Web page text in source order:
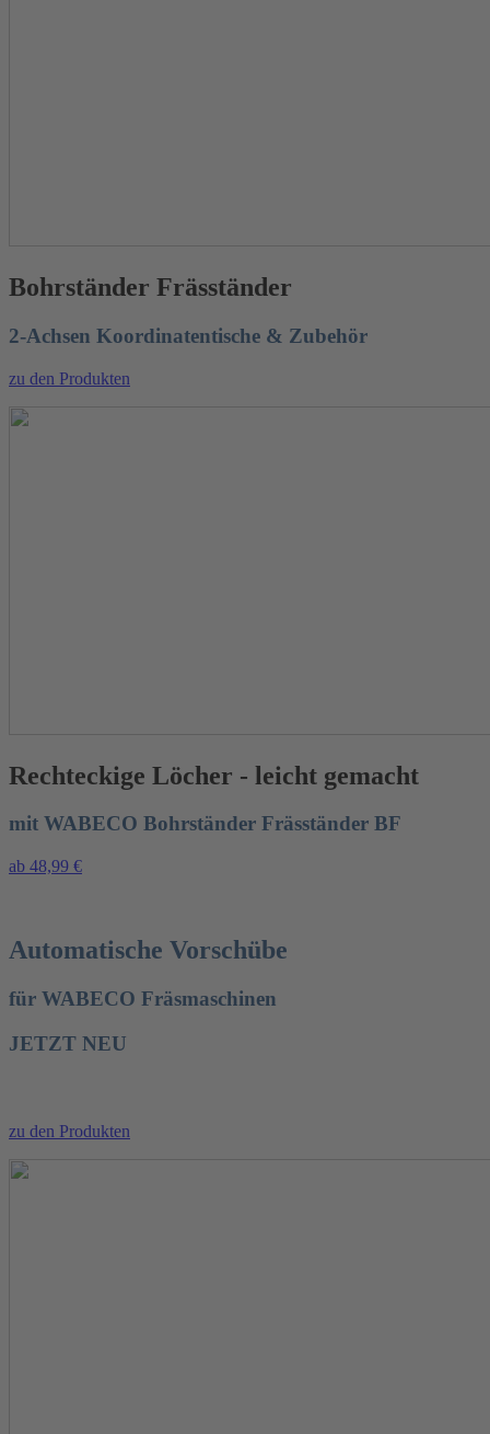
Bohrständer Fräsständer
2-Achsen Koordinatentische & Zubehör
zu den Produkten
Rechteckige Löcher - leicht gemacht
mit WABECO Bohrständer Fräsständer BF
ab 48,99 €
Automatische Vorschübe
für WABECO Fräsmaschinen
JETZT NEU
zu den Produkten